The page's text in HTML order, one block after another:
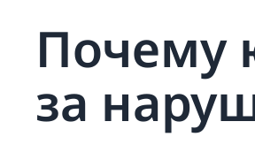
Почему
за